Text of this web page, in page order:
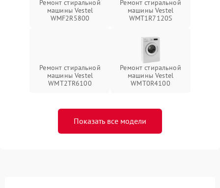
Ремонт стиральной
машины Vestel
WMF2R5800
Ремонт стиральной
машины Vestel
WMT1R7120S
Ремонт стиральной
машины Vestel
WMT2TR6100
Ремонт стиральной
машины Vestel
WMT0R4100
Показать все модели